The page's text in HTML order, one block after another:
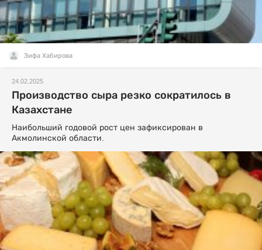
Зифа Хабирова
24.02.2025
Производство сыра резко сократилось в
Казахстане
Наибольший годовой рост цен зафиксирован в
Акмолинской области.